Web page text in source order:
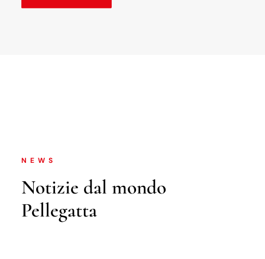
NEWS
Notizie dal mondo
Pellegatta